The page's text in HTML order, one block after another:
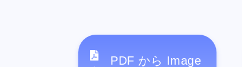
PDF から Image